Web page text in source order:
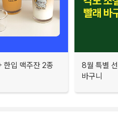
한입 맥주잔 2종
8월 특별
바구니